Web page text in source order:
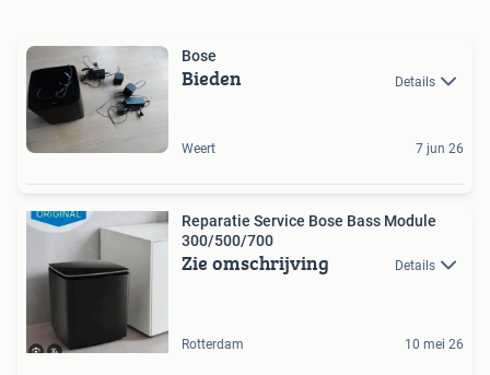
Bose
Bieden Details
Weert 7 jun 26
Reparatie Service Bose Bass Module
300/500/700
Zie omschrijving Details
Rotterdam 10 mei 26